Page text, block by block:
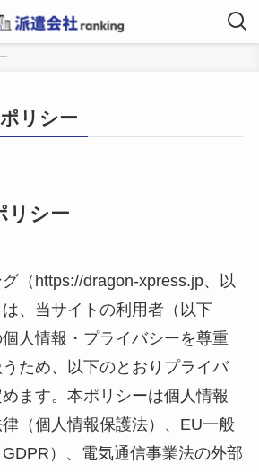
リシー
リシー
（https://dragon-xpress.jp、以
、当サイトの利用者（以下
個人情報・プライバシーを尊重
ため、以下のとおりプライバ
ます。本ポリシーは個人情報
（個人情報保護法）、EU一般
）、電気通信事業法の外部